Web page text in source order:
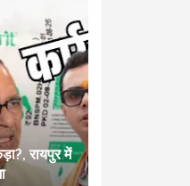
रायपुर में